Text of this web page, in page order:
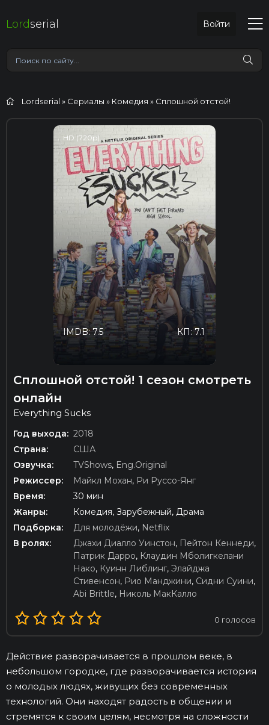
Lordserial Войти
Lordserial » Сериалы » Комедия » Сплошной отстой!
HD (720p)
КП: 7.1
IMDB: 7.5
Сплошной отстой! 1 сезон смотреть
онлайн
Everything Sucks
Год выхода: 2018
Страна:
США
Озвучка:
TVShows, Eng.Original
Режиссер:
Майкл Мохан, Ри Руссо-Янг
Время:
30 мин
Жанры:
Комедия, Зарубежный, Драма
Подборка:
Для молодёжи, Netflix
В ролях:
Джахи Диалло Уинстон, Пейтон Кеннеди,
Патрик Дарро, Клаудин Мболигкелани
Нако, Куинн Либлинг, Элайджа
Стивенсон, Рио Манджини, Сидни Суини,
Abi Brittle, Николь МакКалло
0 голосов
Действие разворачивается в прошлом веке, в
небольшом городке, где разворачивается история
о молодых людях, живущих без современных
технологий. Они находят радость в общении и
стремятся к своим целям, несмотря на сложности